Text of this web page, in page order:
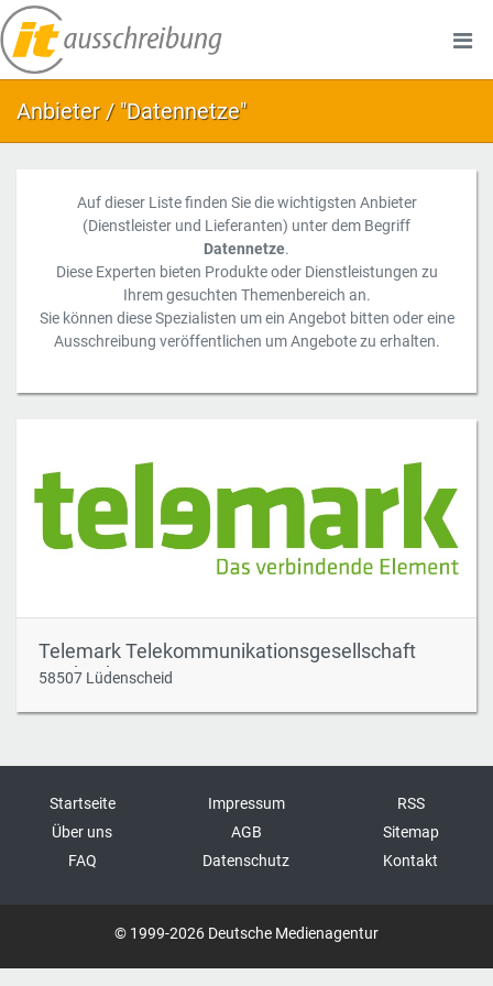
Anbieter / "Datennetze"
Auf dieser Liste finden Sie die wichtigsten Anbieter
(Dienstleister und Lieferanten) unter dem Begriff
Datennetze.
Diese Experten bieten Produkte oder Dienstleistungen zu
Ihrem gesuchten Themenbereich an.
Sie können diese Spezialisten um ein Angebot bitten oder eine
Ausschreibung veröffentlichen um Angebote zu erhalten.
Telemark Telekommunikationsgesellschaft
Mark mbH
58507 Lüdenscheid
Startseite
Über uns
FAQ
Impressum
AGB
Datenschutz
RSS
Sitemap
Kontakt
© 1999-2026 Deutsche Medienagentur